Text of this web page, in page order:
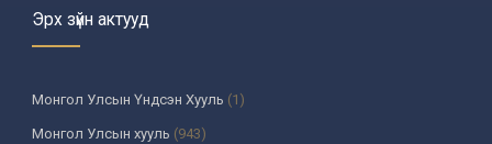
Эрх зүйн актууд
Монгол Улсын Үндсэн Хууль (1)
Монгол Улсын хууль (943)